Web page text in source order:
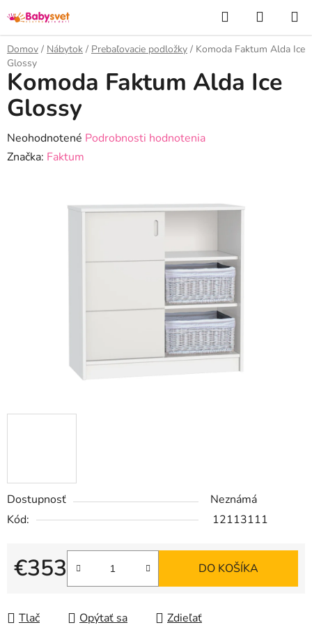
na
obsah
Hľadať
KOŠÍK
Domov / Nábytok / Prebaľovacie podložky / Komoda Faktum Alda Ice
Glossy
Dostupnosť
Neznámá
Kód:
12113111
€353
Jednotková cena:
DO KOŠÍKA
Tlač Opýtať sa Zdieľať
Komoda Faktum Alda Ice
Glossy
Priemerné
hodnotenie
Neohodnotené Podrobnosti hodnotenia
Značka: Faktum